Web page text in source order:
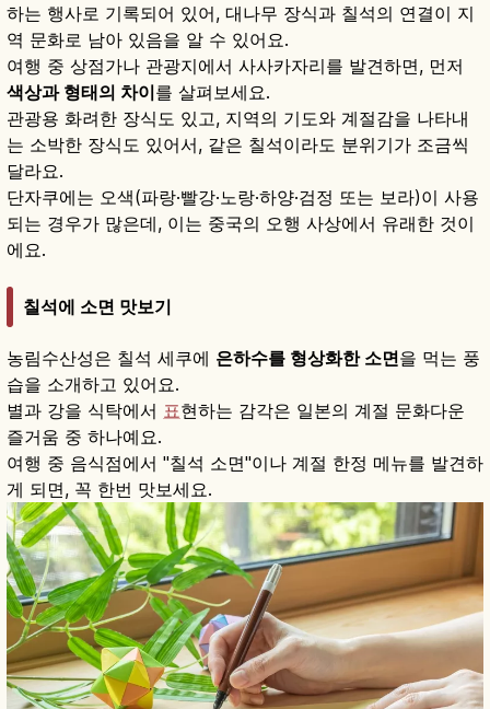
하는 행사로 기록되어 있어, 대나무 장식과 칠석의 연결이 지
역 문화로 남아 있음을 알 수 있어요.
여행 중 상점가나 관광지에서 사사카자리를 발견하면, 먼저
색상과 형태의 차이를 살펴보세요.
관광용 화려한 장식도 있고, 지역의 기도와 계절감을 나타내
는 소박한 장식도 있어서, 같은 칠석이라도 분위기가 조금씩
달라요.
단자쿠에는 오색(파랑·빨강·노랑·하양·검정 또는 보라)이 사용
되는 경우가 많은데, 이는 중국의 오행 사상에서 유래한 것이
에요.
칠석에 소면 맛보기
농림수산성은 칠석 세쿠에 은하수를 형상화한 소면을 먹는 풍
습을 소개하고 있어요.
별과 강을 식탁에서 표현하는 감각은 일본의 계절 문화다운
즐거움 중 하나예요.
여행 중 음식점에서 "칠석 소면"이나 계절 한정 메뉴를 발견하
게 되면, 꼭 한번 맛보세요.